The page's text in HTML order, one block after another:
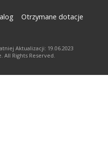
Otrzymane dotacje
Aktualizacji: 19.06.2023
Rights Reserved.